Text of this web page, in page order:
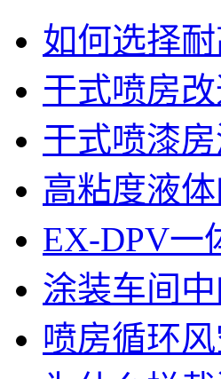
如何选择
干式喷房
干式喷漆
高粘度液
EX-DPV一
涂装车间
喷房循环